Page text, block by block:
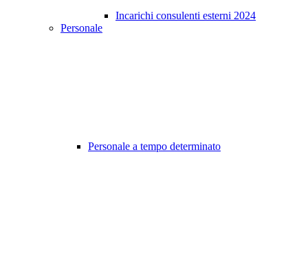
Incarichi consulenti esterni 2024
Personale
Personale a tempo determinato